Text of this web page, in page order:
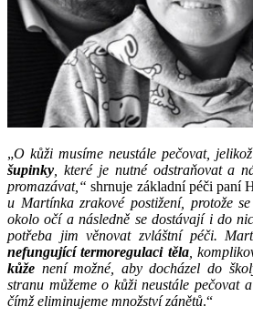
„O kůži musíme neustále pečovat,
šupinky , které je nutné odstraňovat a
promazávat,“shrnuje základní péči paní
u Martínka zrakové postižení, protože
okolo očí a následně se dostávají i do
potřeba jim věnovat zvláštní péči.
nefungující termoregulaci těla,
kůže není možné, aby docházel do
stranu můžeme o kůži neustále pečovat
čímž eliminujeme množství zánětů.“